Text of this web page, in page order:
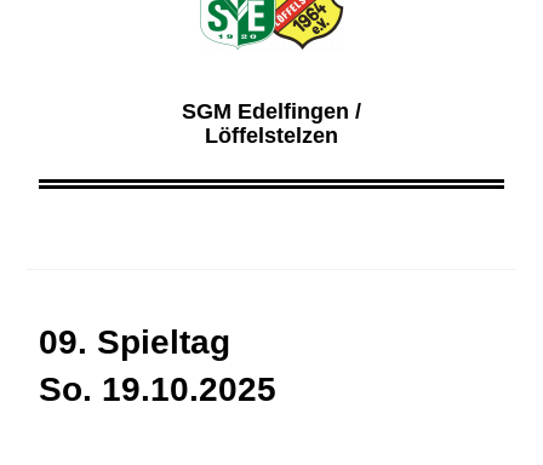
SGM Edelfingen /
Löffelstelzen
09. Spieltag
So. 19.10.2025